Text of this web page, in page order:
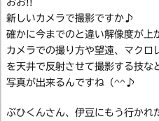
おお!!
新しいカメラで撮影ですか♪
確かに今までのと違い解像度が上
カメラでの撮り方や望遠、マクロ
を天井で反射させて撮影する技な
写真が出来るんですね（^^♪
ぶひくんさん、伊豆にもう行か